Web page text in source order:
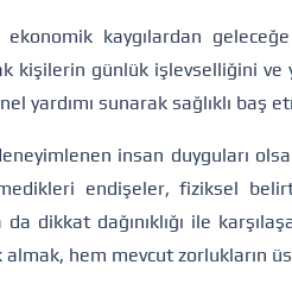
kaygılardan
kişilerin günlük işlevselliğini
yardımı sunarak sağlıklı
insan duyguları
endişeler, fiziksel
dikkat dağınıklığı ile
almak, hem mevcut zorlukların